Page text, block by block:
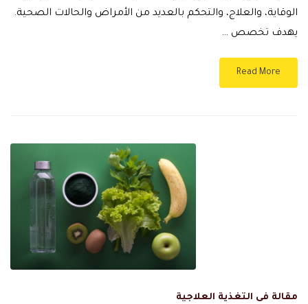
الوقاية، والعلاج، والتحكم بالعديد من الأمراض والحالات الصحية.
يهدف تخصص …
Read More
مقالة فى التغذية العلاجية